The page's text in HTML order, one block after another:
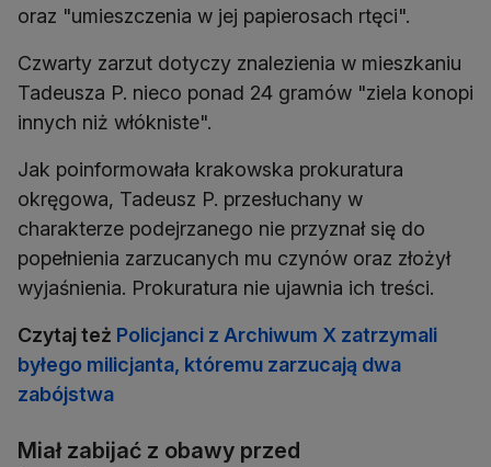
oraz "umieszczenia w jej papierosach rtęci".
Czwarty zarzut dotyczy znalezienia w mieszkaniu
Tadeusza P. nieco ponad 24 gramów "ziela konopi
innych niż włókniste".
Jak poinformowała krakowska prokuratura
okręgowa, Tadeusz P. przesłuchany w
charakterze podejrzanego nie przyznał się do
popełnienia zarzucanych mu czynów oraz złożył
wyjaśnienia. Prokuratura nie ujawnia ich treści.
Czytaj też Policjanci z Archiwum X zatrzymali
byłego milicjanta, któremu zarzucają dwa
zabójstwa
Miał zabijać z obawy przed